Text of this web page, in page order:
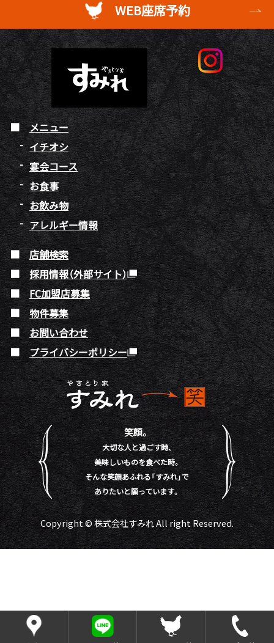
WEB座席予約
メニュー
イチオシ
宴会コース
お食事
お飲み物
アレルギー情報
店舗検索
採用情報（外部サイト）
FC加盟店募集
物件募集
お問い合わせ
プライバシーポリシー
笑顔。
大切な人と過ごす時、
美味しいものを食べた時。
そんな笑顔あふれる「すみれ」で
ありたいと願っています。
Copyright © 株式会社すみれ All right Reserved.